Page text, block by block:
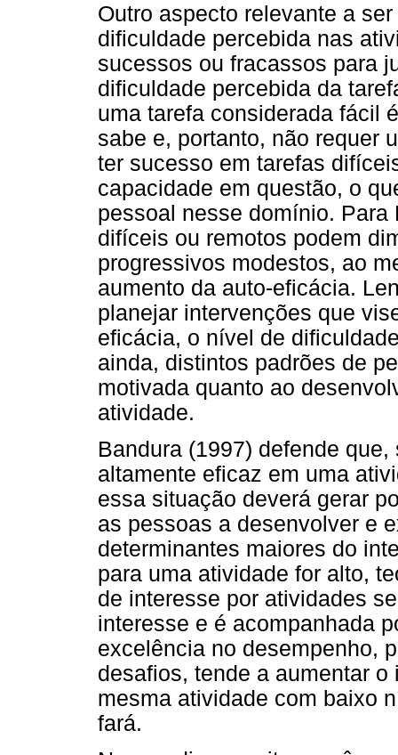
Outro aspecto relevante a
dificuldade percebida nas
sucessos ou fracassos para
dificuldade percebida da
uma tarefa considerada fácil
sabe e, portanto, não requer
ter sucesso em tarefas
capacidade em questão, o
pessoal nesse domínio.
difíceis ou remotos podem
progressivos modestos, ao
aumento da auto-eficácia.
planejar intervenções que
eficácia, o nível de
ainda, distintos padrões de
motivada quanto ao
atividade.
Bandura (1997) defende
altamente eficaz em uma
essa situação deverá gerar
as pessoas a desenvolver e
determinantes maiores do
para uma atividade for alto,
de interesse por atividades
interesse e é acompanhada
excelência no desempenho,
desafios, tende a aumentar
mesma atividade com baixo
fará.